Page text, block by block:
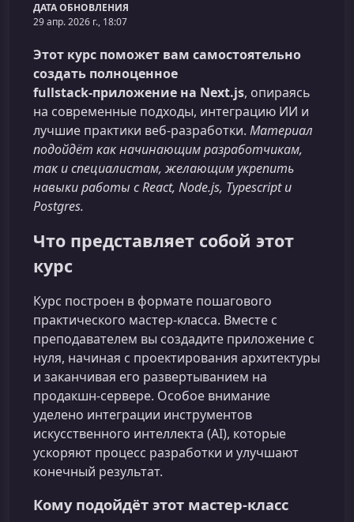
ДАТА ОБНОВЛЕНИЯ
29 апр. 2026 г., 18:07
Этот курс поможет вам самостоятельно
создать полноценное
fullstack‑приложение на Next.js, опираясь
на современные подходы, интеграцию ИИ и
лучшие практики веб‑разработки. Материал
подойдёт как начинающим разработчикам,
так и специалистам, желающим укрепить
навыки работы с React, Node.js, Typescript и
Postgres.
Что представляет собой этот
курс
Курс построен в формате пошагового
практического мастер‑класса. Вместе с
преподавателем вы создадите приложение с
нуля, начиная с проектирования архитектуры
и заканчивая его развертыванием на
продакшн‑сервере. Особое внимание
уделено интеграции инструментов
искусственного интеллекта (AI), которые
ускоряют процесс разработки и улучшают
конечный результат.
Кому подойдёт этот мастер‑класс